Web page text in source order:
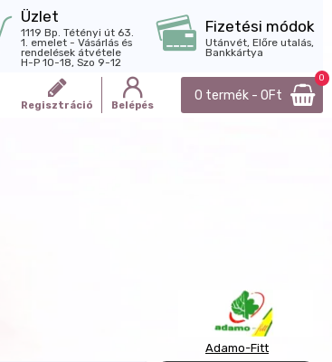
Üzlet
1119 Bp. Tétényi út 63.
1. emelet - Vásárlás és
rendelések átvétele
H-P 10-18, Szo 9-12
Fizetési módok
Utánvét, Előre utalás,
Bankkártya
Regisztráció Belépés
0 termék - 0Ft
0
Adamo-Fitt